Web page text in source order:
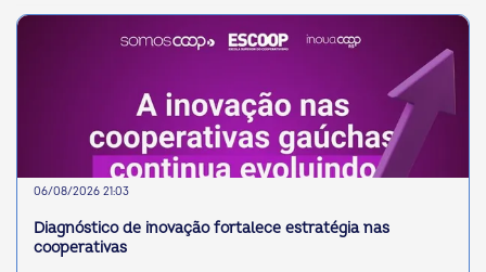
06/08/2026 21:03
Diagnóstico de inovação fortalece estratégia nas
cooperativas